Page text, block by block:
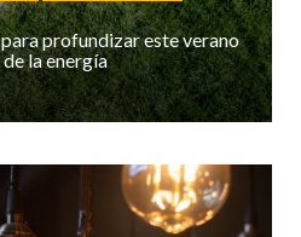
profundizar este verano
la energía